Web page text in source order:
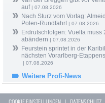
auf| 07.08.2026
Nach Sturz vom Vortag:
Polen-Rundfahrt| 07.08.2026
Erdrutschfolgen: Vuelta muss
abändern | 07.08.2026
Feurstein sprintet in der
nächsten Vorarlberg-
| 07.08.2026
Weitere Profi-News